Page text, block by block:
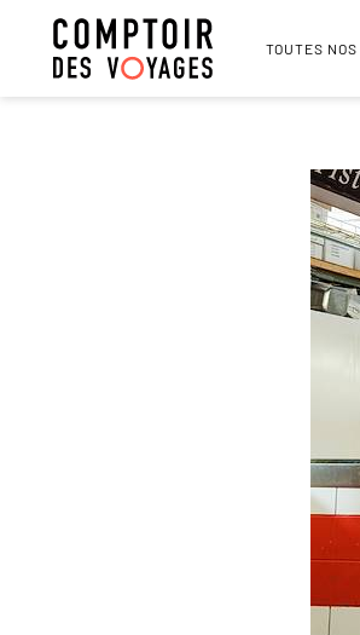
TOUTES